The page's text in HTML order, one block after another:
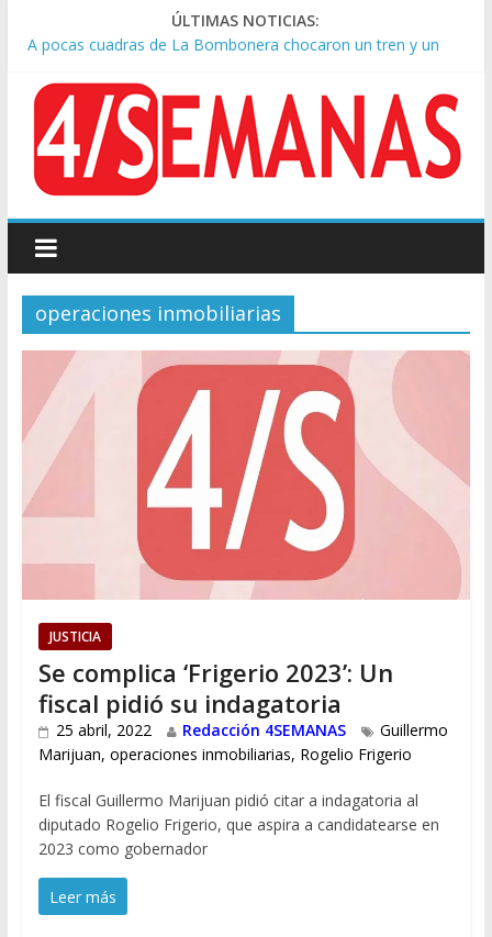
ÚLTIMAS NOTICIAS:
A pocas cuadras de La Bombonera chocaron un tren y un
Día de San Cayetano: masiva marcha a Plaza de Mayo de
sindicatos y organizaciones sociales
Pesar por la muerte de Leandro Rud, histórico representante
y conductor de TV
Tras la aprobación de la ley de propiedad privada, Bullrich
Causa AFA: el juez Amarante calificó de “ficción judicial” el
traslado del expediente a Campana
operaciones inmobiliarias
JUSTICIA
Se complica ‘Frigerio 2023’: Un
fiscal pidió su indagatoria
25 abril, 2022 Redacción 4SEMANAS
Guillermo
Marijuan, operaciones inmobiliarias, Rogelio Frigerio
El fiscal Guillermo Marijuan pidió citar a indagatoria al
diputado Rogelio Frigerio, que aspira a candidatearse en
2023 como gobernador
Leer más